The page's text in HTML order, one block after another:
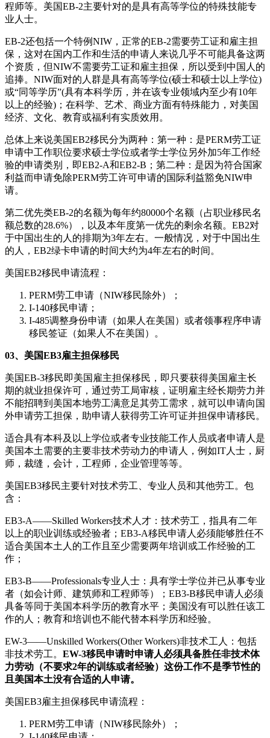
程师等。美国EB-2主要针对的是具有高等学位的特殊技能专
业人士。
EB-2还包括一个特例NIW，正常的EB-2需要劳工证和雇主担
保，这对在国内工作和生活的申请人来说几乎不可能具备这两
个资质，但NIW不需要劳工证和雇主担保，所以受到中国人的
追捧。NIW面对的人群是具有高等学位(硕士和硕士以上学位)
或“同等学历”(具有本科学历，并在该专业领域内至少有10年
以上的经验)；在科学、艺术、商业方面有特殊能力，对美国
经济、文化、教育或福利有实质效用。
总体上来说美国EB2移民分为两种：第一种：是PERM劳工证
申请中工作职位要求硕士学位或者学士学位另外加5年工作经
验的申请类别，即EB2-A和EB2-B；第二种：是因为符合国家
利益而申请免除PERM劳工许可申请的国际利益豁免NIW申
请。
第二优先类EB-2的名额为每年约80000个名额（占职业移民名
额总数的28.6%），以及本年度第一优先的剩余名额。EB2对
于中国出生的人的排期为3年左右。一般情况，对于中国出生
的人，EB2绿卡申请的时间大约为4年左右的时间。
美国EB2移民申请流程：
PERM劳工申请（NIW移民除外）；
I-140移民申请；
I-485调整身份申请（如果人在美国）或者领事程序申请
移民签证（如果人不在美国）。
03、美国EB3雇主担保移民
美国EB-3移民即美国雇主担保移民，即只要获得美国雇主长
期的就业担保许可，通过劳工局审核，证明雇主经长期劳力并
不能招聘到美国本地劳工满意足其劳工需求，就可以申请向国
外申请劳工担保，助申请人获得劳工许可证并担保申请移民。
适合具有本科及以上学位或者专业技能工作人员或者申请人是
美国本土需要的主要非技术劳动力的申请人，例如IT人士，厨
师，裁缝，会计，工程师，企业管理等等。
美国EB3移民主要针对技术劳工、专业人员和其他劳工。包
含：
EB3-A——Skilled Workers技术人才：技术劳工，指具有二年
以上的职业训练或经验者；EB3-A移民申请人必须能够胜任不
适合美国本土人的工作且至少需要两年培训或工作经验的工
作；
EB3-B——Professionals专业人士：具有学士学位并已从事专业
者（如会计师、建筑师和工程师等）；EB3-B移民申请人必须
具备等同于美国本科学历的教育水平；美国没有可以胜任该工
作的人；教育和培训也不能代替本科学历和经验。
EW-3——Unskilled Workers(Other Workers)非技术工人：包括
非技术劳工。 EW-3移民申请时申请人必须具备胜任非技术体
力劳动（不要求2年的训练或者经验）这份工作不是季节性的
且美国本土没有合适的人申请。
美国EB3雇主担保移民申请流程：
PERM劳工申请（NIW移民除外）；